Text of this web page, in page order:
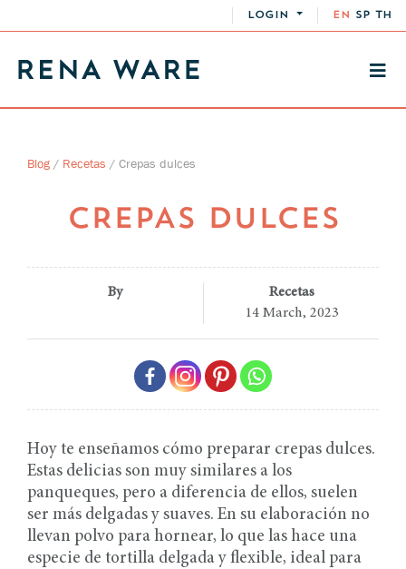
LOGIN EN SP TH
Blog / Recetas / Crepas dulces
CREPAS DULCES
By
Recetas
14 March, 2023
Hoy te enseñamos cómo preparar crepas dulces.
Estas delicias son muy similares a los
panqueques, pero a diferencia de ellos, suelen
ser más delgadas y suaves. En su elaboración no
llevan polvo para hornear, lo que las hace una
especie de tortilla delgada y flexible, ideal para